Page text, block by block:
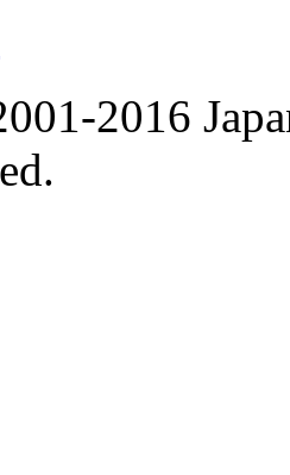
2016